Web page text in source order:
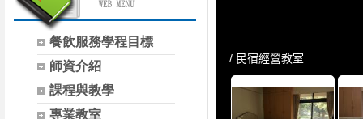
餐飲服務學程目標
師資介紹
課程與教學
專業教室